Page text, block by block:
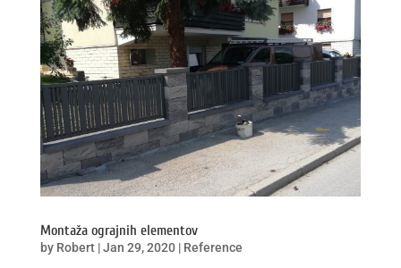
Montaža ograjnih elementov
by Robert|Jan 29, 2020| Reference